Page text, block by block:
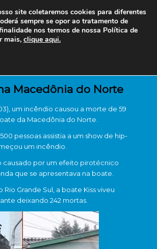
Macedônia do Norte
um incêndio causou a morte de 59
da Macedônia do Norte.
pessoas assistia a um show de hip-
um incêndio.
causado por um efeito pirotécnico
que se apresentava na boate.
Rio Grande Sul, a boate Kiss viveu
deixando 242 mortas.
site coletaremos cookies para diferentes
sempre se opor ao tratamento de
nos termos de nossa Política de
mais, clique aqui.